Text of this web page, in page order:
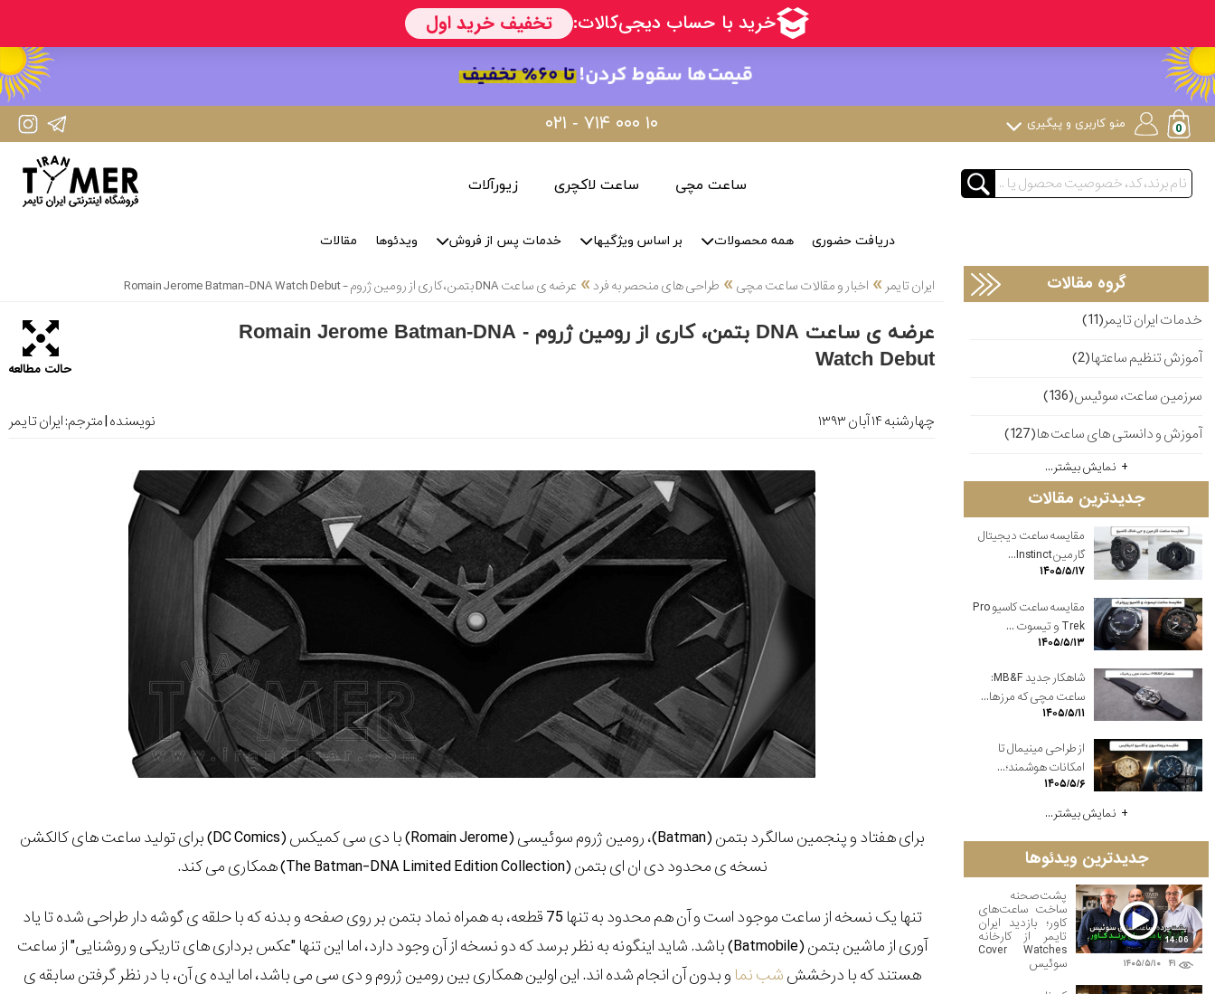
IranTimer Instagram Page ۰۲۱ - ۷۱۴ ۰۰۰ ۱۰ منو کاربری و پیگیری
ساعت مچی ساعت لاکچری زیورآلات
دریافت حضوری همه محصولات بر اساس ویژگیها خدمات پس از فروش ویدئوها مقالات
ایران تایمر » اخبار و مقالات ساعت مچی» طراحی های منحصر به فرد» عرضه ی ساعت DNA بتمن، کاری از رومین ژروم - Romain Jerome Batman-DNA Watch Debut
عرضه ی ساعت DNA بتمن، کاری از رومین ژروم - Romain Jerome Batman-DNA
Watch Debut
حالت مطالعه
چهارشنبه ۱۴ آبان ۱۳۹۳ نویسنده | مترجم:ایران تایمر
برای هفتاد و پنجمین سالگرد بتمن (Batman)، رومین ژروم سوئیسی (Romain Jerome) با دی سی کمیکس (DC Comics) برای تولید ساعت های کالکشن
نسخه ی محدود دی ان ای بتمن (The Batman-DNA Limited Edition Collection) همکاری می کند.
تنها یک نسخه از ساعت موجود است و آن هم محدود بهتنها 75 قطعه
، به همراه نماد بتمن بر روی صفحه و بدنه که با حلقه ی گوشه دار طراحی شده تا یاد
آوری از ماشین بتمن (Batmobile) باشد. شاید اینگونه به نظر برسد که دو نسخه از آن وجود دارد، اما این تنها "عکس برداری های تاریکی و روشنایی" از ساعت
هستند که با درخشششب نما و بدون آن انجام شده اند. این اولین همکاری بین رومین ژروم و دی سی می باشد، اما ایده ی آن، با در نظر گرفتن سابقه ی
گروه مقالات
خدمات ایران تایمر(11)
آموزش تنظیم ساعتها(2)
سرزمین ساعت، سوئیس(136)
آموزش و دانستی های ساعت ها(127)
نمایش بیشتر...
جدیدترین مقالات
مقایسه ساعت دیجیتال
گارمین Instinct...
۱۴۰۵/۵/۱۷
مقایسه ساعت کاسیو Pro
Trek و تیسوت ...
۱۴۰۵/۵/۱۳
شاهکار جدید MB&F:
ساعت مچی که مرزها...
۱۴۰۵/۵/۱۱
از طراحی مینیمال تا
امکانات هوشمند؛...
۱۴۰۵/۵/۶
نمایش بیشتر...
جدیدترین ویدئوها
۴۱ ۱۴۰۵/۵/۱۰
14:06
پشت‌صحنه
ساخت ساعت‌های
کاور؛ بازدید ایران
تایمر از کارخانه
Cover Watches
سوئیس